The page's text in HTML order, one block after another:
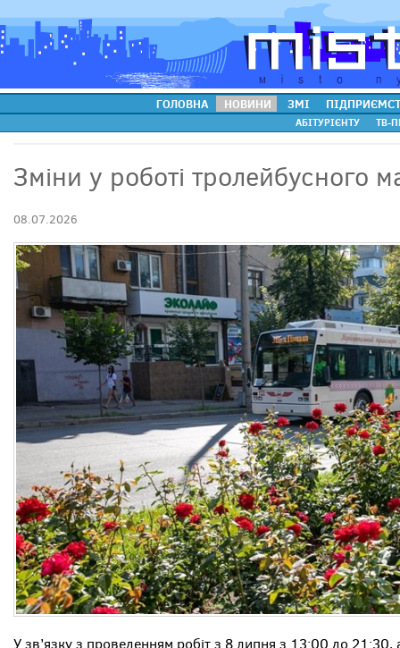
ГОЛОВНА НОВИНИ ЗМІ
АБІТУРІЄНТУ ТВ-
Зміни у роботі тролейбусного
08.07.2026